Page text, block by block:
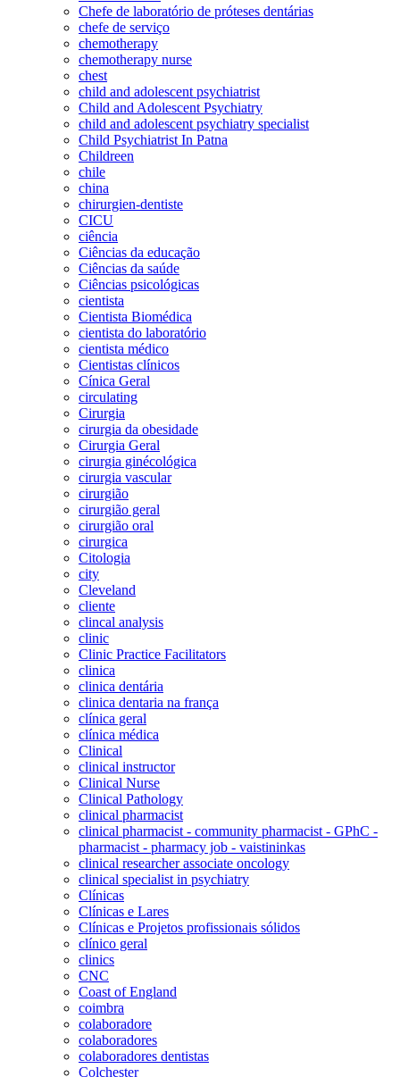
Chefe de laboratório de próteses dentárias
chefe de serviço
chemotherapy
chemotherapy nurse
chest
child and adolescent psychiatrist
Child and Adolescent Psychiatry
child and adolescent psychiatry specialist
Child Psychiatrist In Patna
Childreen
chile
china
chirurgien-dentiste
CICU
ciência
Ciências da educação
Ciências da saúde
Ciências psicológicas
cientista
Cientista Biomédica
cientista do laboratório
cientista médico
Cientistas clínicos
Cínica Geral
circulating
Cirurgia
cirurgia da obesidade
Cirurgia Geral
cirurgia ginécológica
cirurgia vascular
cirurgião
cirurgião geral
cirurgião oral
cirurgica
Citologia
city
Cleveland
cliente
clincal analysis
clinic
Clinic Practice Facilitators
clinica
clinica dentária
clinica dentaria na frança
clínica geral
clínica médica
Clinical
clinical instructor
Clinical Nurse
Clinical Pathology
clinical pharmacist
clinical pharmacist - community pharmacist - GPhC -
pharmacist - pharmacy job - vaistininkas
clinical researcher associate oncology
clinical specialist in psychiatry
Clínicas
Clínicas e Lares
Clínicas e Projetos profissionais sólidos
clínico geral
clinics
CNC
Coast of England
coimbra
colaboradore
colaboradores
colaboradores dentistas
Colchester